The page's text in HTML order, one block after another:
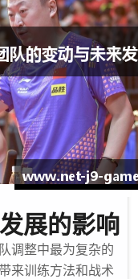
展的影响
调整中最为复杂的
来训练方法和战术